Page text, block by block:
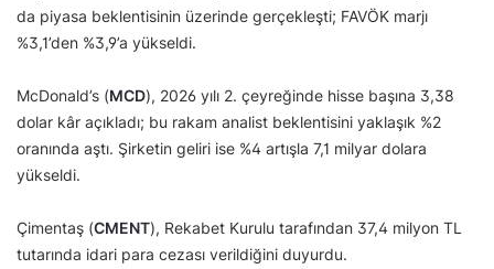
da piyasa beklentisinin üzerinde gerçekleşti; FAVÖK marjı
%3,1’den %3,9’a yükseldi.
McDonald’s (MCD), 2026 yılı 2. çeyreğinde hisse başına 3,38
dolar kâr açıkladı; bu rakam analist beklentisini yaklaşık %2
oranında aştı. Şirketin geliri ise %4 artışla 7,1 milyar dolara
yükseldi.
Çimentaş (CMENT), Rekabet Kurulu tarafından 37,4 milyon TL
tutarında idari para cezası verildiğini duyurdu.